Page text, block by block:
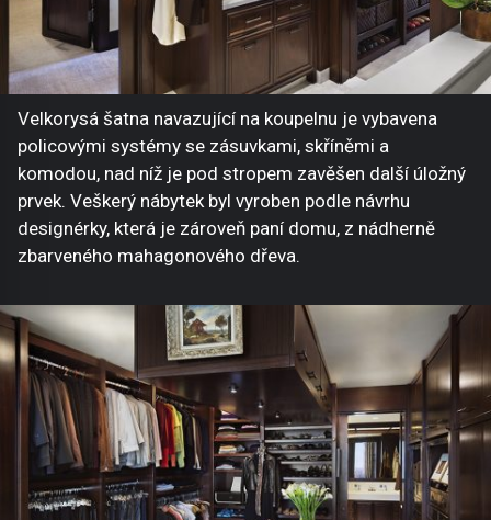
Velkorysá šatna navazující na koupelnu je vybavena
policovými systémy se zásuvkami, skříněmi a
komodou, nad níž je pod stropem zavěšen další úložný
prvek. Veškerý nábytek byl vyroben podle návrhu
designérky, která je zároveň paní domu, z nádherně
zbarveného mahagonového dřeva.